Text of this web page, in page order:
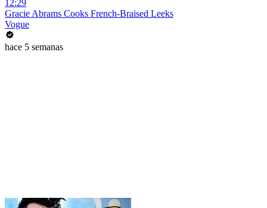
12:29
Gracie Abrams Cooks French-Braised Leeks
Vogue
hace 5 semanas